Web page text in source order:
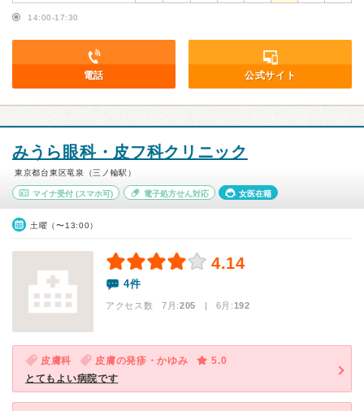
14:00-17:30
電話 公式サイト
みうら眼科・皮フ科クリニック
東京都台東区竜泉（三ノ輪駅）
マイナ受付 (スマホ可) 電子処方せん対応 女医在籍
土曜（〜13:00）
4.14
4件
アクセス数 7月:205 | 6月:192
皮膚科 皮膚の発疹・かゆみ
5.0
とてもよい病院です